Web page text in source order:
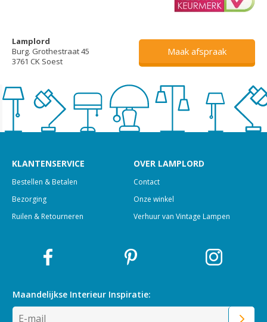
Lamplord
Burg. Grothestraat 45
3761 CK Soest
Maak afspraak
KLANTENSERVICE
Bestellen & Betalen
Bezorging
Ruilen & Retourneren
OVER LAMPLORD
Contact
Onze winkel
Verhuur van Vintage Lampen
Maandelijkse Interieur Inspiratie: